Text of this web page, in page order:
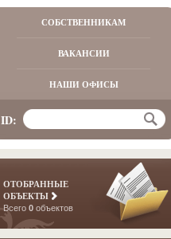
СОБСТВЕННИКАМ
ВАКАНСИИ
НАШИ ОФИСЫ
ID:
ОТОБРАННЫЕ
ОБЪЕКТЫ
Всего 0 объектов